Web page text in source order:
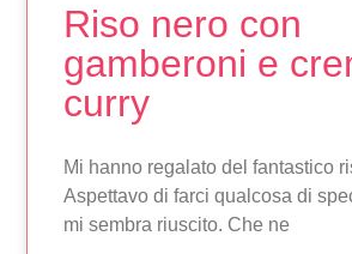
Riso nero con
gamberoni e
curry
Mi hanno regalato del fantastico
Aspettavo di farci qualcosa di
mi sembra riuscito. Che ne